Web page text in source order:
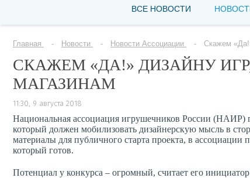
ВСЕ НОВОСТИ
Главная Новости Новости Ассоциации Скажем
СКАЖЕМ «ДА!» ДИЗАЙНУ
МАГАЗИНАМ
11:30, 9 августа 2018
Национальная ассоциация игрушечников России (НАИР)
который должен мобилизовать дизайнерскую мысль в
материалы для публичного старта проекта, в
который готов.
Потенциал у конкурса – огромный, считает его инициатор